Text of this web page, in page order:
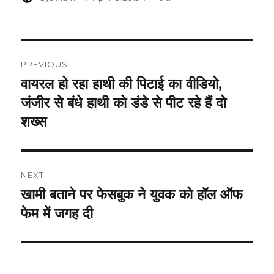
navigation
PREVIOUS
Previous
post:
वायरल हो रहा हाथी की पिटाई का वीडियो,
जंजीर से बंधे हाथी को डंडे से पीट रहे हैं दो
शख्स
NEXT
Next
post:
खामी बताने पर फेसबुक ने युवक को हॉल ऑफ
फेम में जगह दी